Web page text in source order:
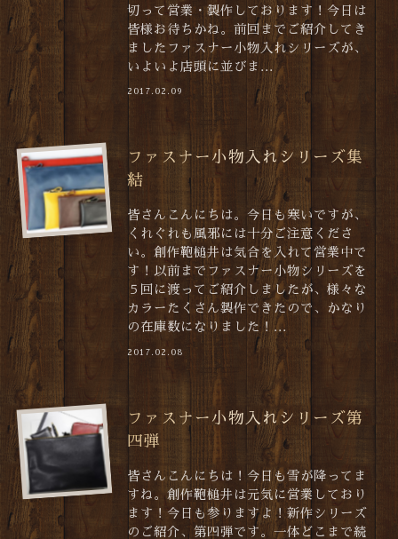
切って営業・製作しております！今日は
皆様お待ちかね。前回までご紹介してき
ましたファスナー小物入れシリーズが、
いよいよ店頭に並びま...
2017.02.09
ファスナー小物入れシリーズ集
結
皆さんこんにちは。今日も寒いですが、
くれぐれも風邪には十分ご注意くださ
い。創作鞄槌井は気合を入れて営業中で
す！以前までファスナー小物シリーズを
５回に渡ってご紹介しましたが、様々な
カラーたくさん製作できたので、かなり
の在庫数になりました！...
2017.02.08
ファスナー小物入れシリーズ第
四弾
皆さんこんにちは！今日も雪が降ってま
すね。創作鞄槌井は元気に営業しており
ます！今日も参りますよ！新作シリーズ
のご紹介、第四弾です。一体どこまで続